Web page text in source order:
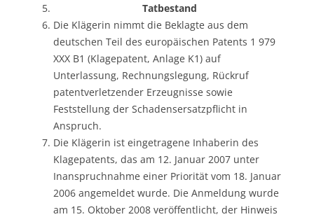
Tatbestand
Die Klägerin nimmt die Beklagte aus dem
deutschen Teil des europäischen Patents 1 979
XXX B1 (Klagepatent, Anlage K1) auf
Unterlassung, Rechnungslegung, Rückruf
patentverletzender Erzeugnisse sowie
Feststellung der Schadensersatzpflicht in
Anspruch.
Die Klägerin ist eingetragene Inhaberin des
Klagepatents, das am 12. Januar 2007 unter
Inanspruchnahme einer Priorität vom 18. Januar
2006 angemeldet wurde. Die Anmeldung wurde
am 15. Oktober 2008 veröffentlicht, der Hinweis